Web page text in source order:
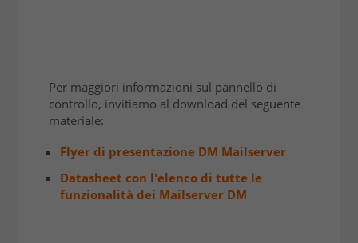
Per maggiori informazioni sul pannello di
controllo, invitiamo al download del seguente
materiale:
Flyer di presentazione DM Mailserver
Datasheet con l'elenco di tutte le
funzionalità dei Mailserver DM